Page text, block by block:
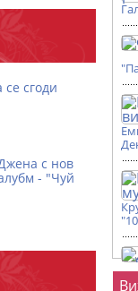
сгоди
с нов
- "Чуй